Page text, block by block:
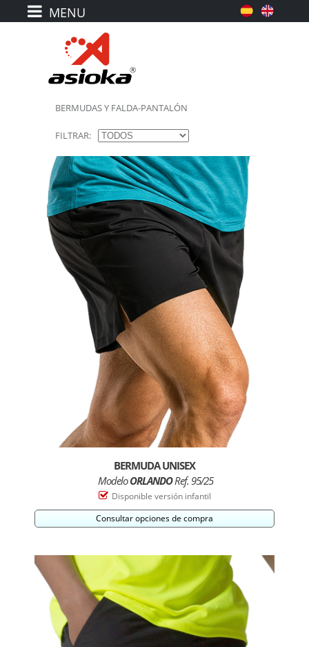
BERMUDAS Y FALDA-PANTALÓN
FILTRAR:
BERMUDA UNISEX
ModeloORLANDORef. 95/25
Disponible versión infantil
Consultar opciones de compra